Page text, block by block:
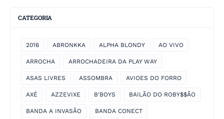
CATEGORIA
2016 ABRONKKA ALPHA BLONDY AO VIVO
ARROCHA ARROCHADEIRA DA PLAY WAY
ASAS LIVRES ASSOMBRA AVIOES DO FORRO
AXÉ AZZEVIXE B'BOYS BAILÃO DO ROBY$$ÃO
BANDA A INVASÃO BANDA CONECT